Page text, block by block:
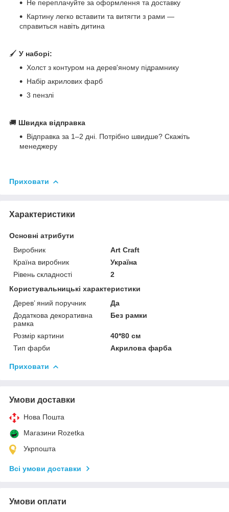
Не переплачуйте за оформлення та доставку
Картину легко вставити та витягти з рами —
справиться навіть дитина
🖌 У наборі:
Холст з контуром на дерев'яному підрамнику
Набір акрилових фарб
3 пензлі
🚚 Швидка відправка
Відправка за 1–2 дні. Потрібно швидше? Скажіть
менеджеру
Приховати
Характеристики
Основні атрибути
Виробник
Art Craft
Країна виробник
Україна
Рівень складності
2
Користувальницькі характеристики
Дерев’ яний поручник
Да
Додаткова декоративна
рамка
Без рамки
Розмір картини
40*80 см
Тип фарби
Акрилова фарба
Приховати
Умови доставки
Нова Пошта
Магазини Rozetka
Укрпошта
Всі умови доставки
Умови оплати